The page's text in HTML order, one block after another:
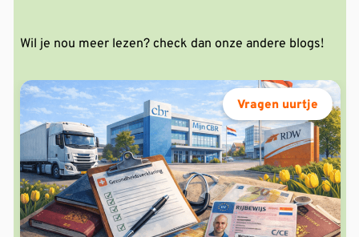
Wil je nou meer lezen? check dan onze andere blogs!
Vragen uurtje